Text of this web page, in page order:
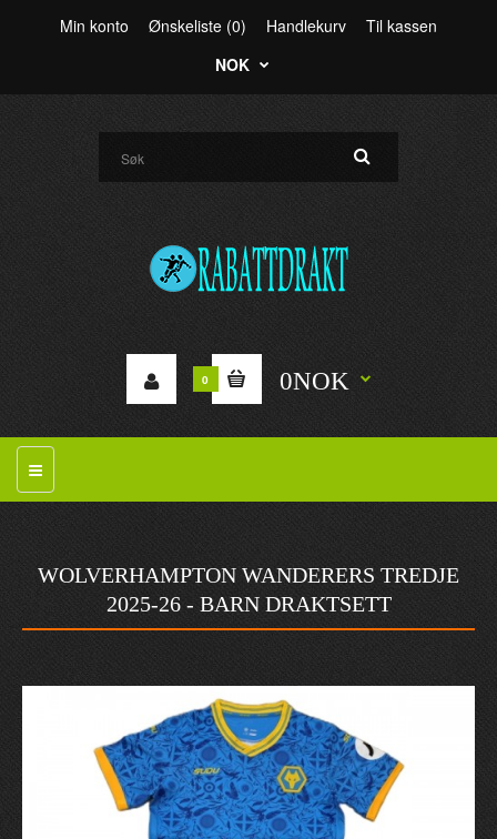
Min konto Ønskeliste (0) Handlekurv
Til kassen
NOK
0 0NOK
WOLVERHAMPTON WANDERERS TREDJE
2025-26 - BARN DRAKTSETT